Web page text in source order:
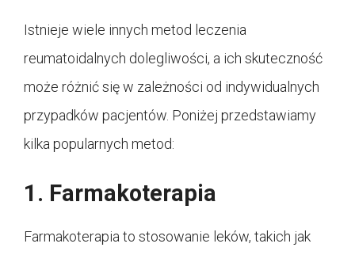
Istnieje wiele innych metod leczenia
reumatoidalnych dolegliwości, a ich skuteczność
może różnić się w zależności od indywidualnych
przypadków pacjentów. Poniżej przedstawiamy
kilka popularnych metod:
1. Farmakoterapia
Farmakoterapia to stosowanie leków, takich jak